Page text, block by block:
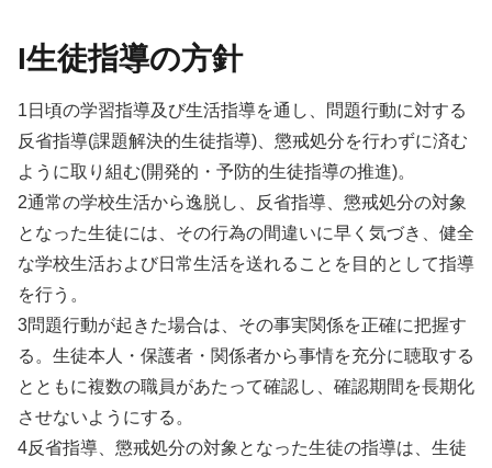
I生徒指導の方針
1日頃の学習指導及び生活指導を通し、問題行動に対する
反省指導(課題解決的生徒指導)、懲戒処分を行わずに済む
ように取り組む(開発的・予防的生徒指導の推進)。
2通常の学校生活から逸脱し、反省指導、懲戒処分の対象
となった生徒には、その行為の間違いに早く気づき、健全
な学校生活および日常生活を送れることを目的として指導
を行う。
3問題行動が起きた場合は、その事実関係を正確に把握す
る。生徒本人・保護者・関係者から事情を充分に聴取する
とともに複数の職員があたって確認し、確認期間を長期化
させないようにする。
4反省指導、懲戒処分の対象となった生徒の指導は、生徒